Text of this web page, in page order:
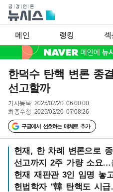
메인 랭킹
한덕수 탄핵 변론 종
선고할까
기사등록 2025/02/20 06:00:00
최종수정 2025/02/20 07:08:26
구글에서 선호하는 매체로 추가
헌재, 한 차례 변론으로
선고까지 2주 가량 소요
헌재 재판관 3인 임명 놓
헌법학자 "韓 탄핵도 시